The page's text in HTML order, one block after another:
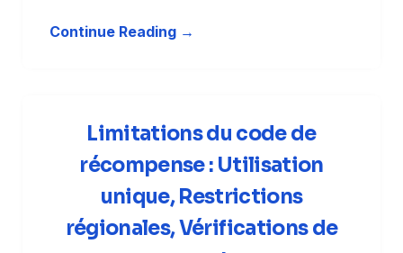
Continue Reading →
Limitations du code de
récompense : Utilisation
unique, Restrictions
régionales, Vérifications de